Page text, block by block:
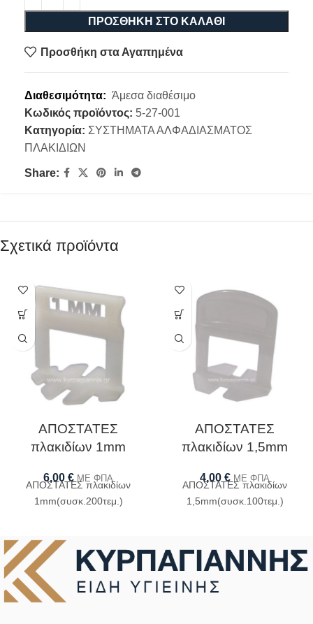
ΠΡΟΣΘΉΚΗ ΣΤΟ ΚΑΛΆΘΙ
Προσθήκη στα Αγαπημένα
Διαθεσιμότητα: Άμεσα διαθέσιμο
Κωδικός προϊόντος: 5-27-001
Κατηγορία: ΣΥΣΤΗΜΑΤΑ ΑΛΦΑΔΙΑΣΜΑΤΟΣ
ΠΛΑΚΙΔΙΩΝ
Share:
Σχετικά προϊόντα
ΑΠΟΣΤΑΤΕΣ
πλακιδίων 1mm
6,00 € ΜΕ ΦΠΑ
ΑΠΟΣΤΑΤΕΣ πλακιδίων
1mm(συσκ.200τεμ.)
ΑΠΟΣΤΑΤΕΣ
πλακιδίων 1,5mm
4,00 € ΜΕ ΦΠΑ
ΑΠΟΣΤΑΤΕΣ πλακιδίων
1,5mm(συσκ.100τεμ.)